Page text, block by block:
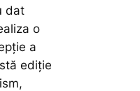
dat
o
a
ediție